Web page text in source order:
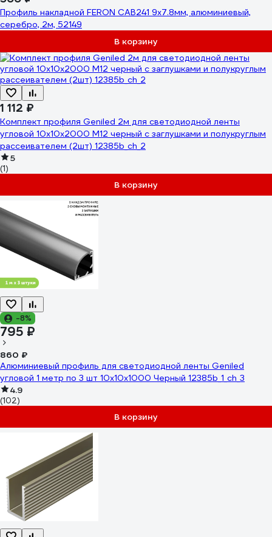
Профиль накладной FERON CAB241 9х7.8мм, алюминиевый,
серебро, 2м, 52149
В корзину
1 112 ₽
Комплект профиля Geniled 2м для светодиодной ленты
угловой 10x10x2000 М12 черный с заглушками и полукруглым
рассеивателем (2шт) 12385b_ch_2
5
(1)
В корзину
-8%
795 ₽
860 ₽
Алюминиевый профиль для светодиодной ленты Geniled
угловой 1 метр по 3 шт 10x10x1000 Чeрный 12385b_1_ch_3
4.9
(102)
В корзину